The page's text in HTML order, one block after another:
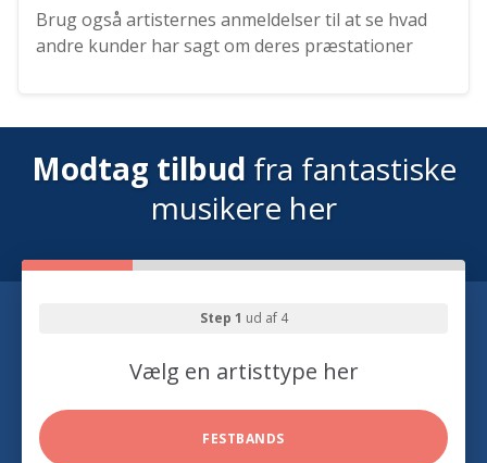
Brug også artisternes anmeldelser til at se hvad
andre kunder har sagt om deres præstationer
Modtag tilbud fra fantastiske
musikere her
Step 1 ud af 4
Vælg en artisttype her
FESTBANDS